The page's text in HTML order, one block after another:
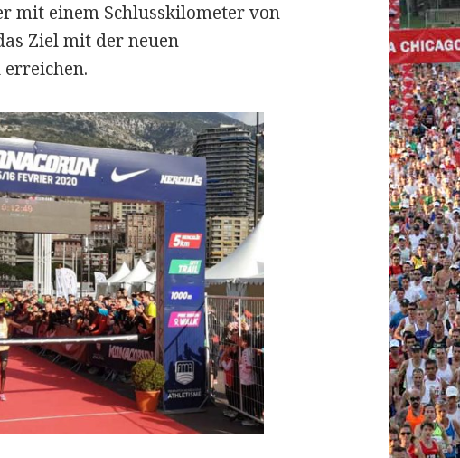
mit einem Schlusskilometer von
Ziel mit der neuen